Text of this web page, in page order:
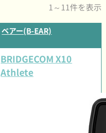
1～11件を表示
ベアー(B-EAR)
BRIDGECOM X10
Athlete